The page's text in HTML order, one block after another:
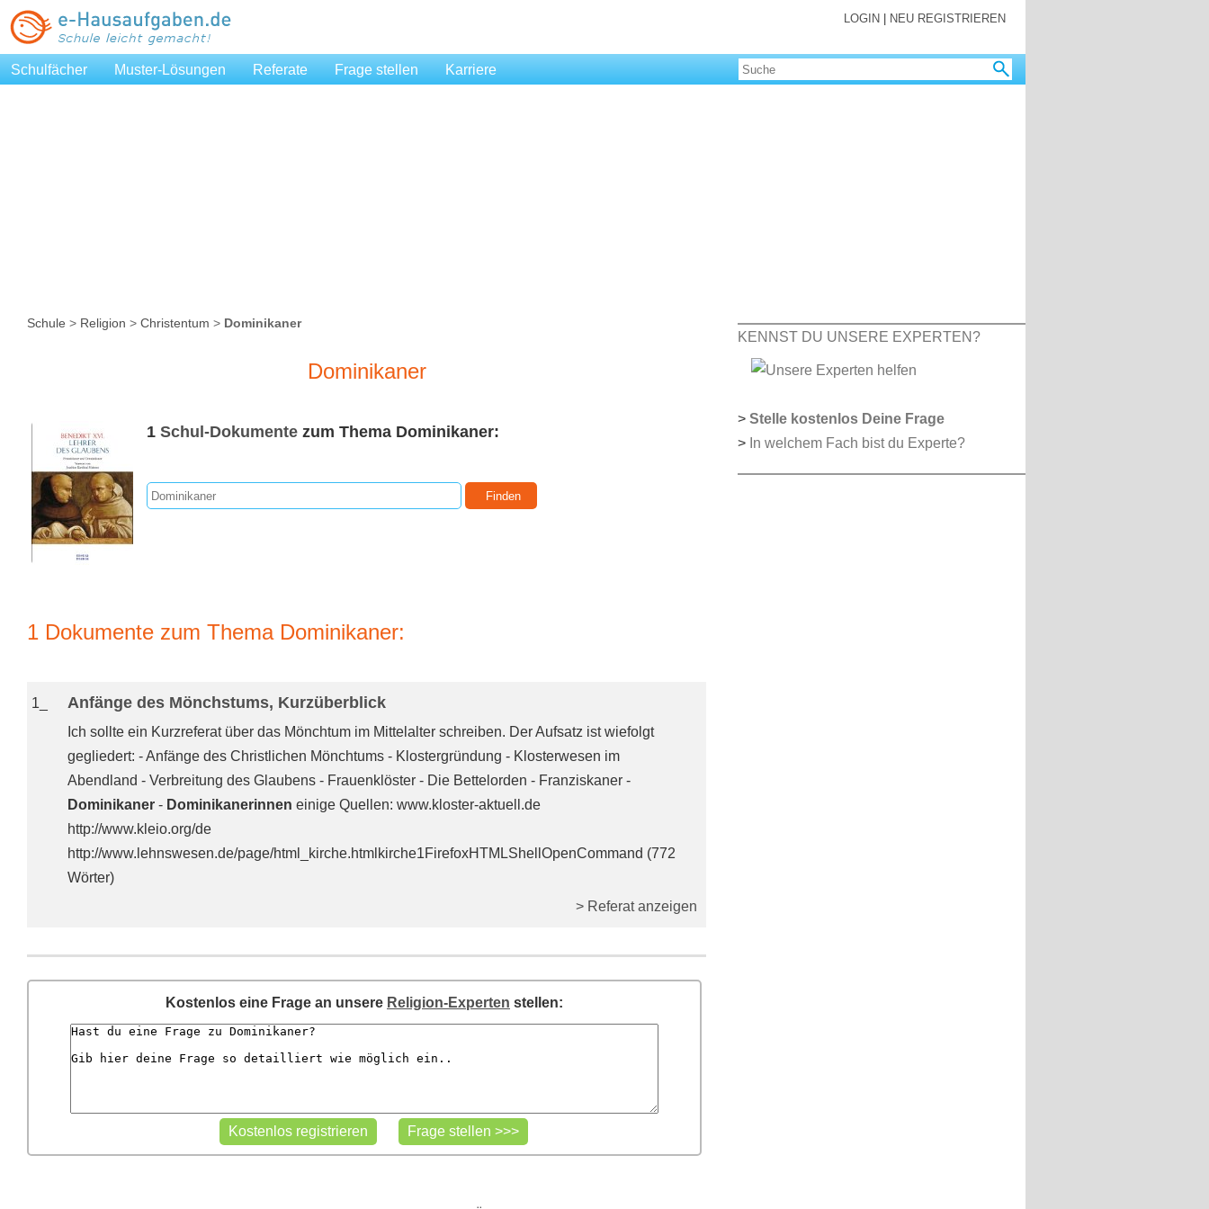
LOGIN NEU REGISTRIEREN
Schulfächer Muster-Lösungen Referate Frage stellen Karriere
Schule > Religion > Christentum > Dominikaner
Dominikaner
1 Schul-Dokumente zum Thema Dominikaner:
1 Dokumente zum Thema Dominikaner:
1_ Anfänge des Mönchstums, Kurzüberblick
Ich sollte ein Kurzreferat über das Mönchtum im Mittelalter schreiben. Der Aufsatz ist wiefolgt
gegliedert: - Anfänge des Christlichen Mönchtums - Klostergründung - Klosterwesen im
Abendland - Verbreitung des Glaubens - Frauenklöster - Die Bettelorden - Franziskaner -
Dominikaner - Dominikanerinnen einige Quellen: www.kloster-aktuell.de
http://www.kleio.org/de
http://www.lehnswesen.de/page/html_kirche.htmlkirche1FirefoxHTMLShellOpenCommand (772
Wörter)
> Referat anzeigen
Kostenlos eine Frage an unsere Religion-Experten stellen:
KENNST DU UNSERE EXPERTEN?
> Stelle kostenlos Deine Frage
> In welchem Fach bist du Experte?